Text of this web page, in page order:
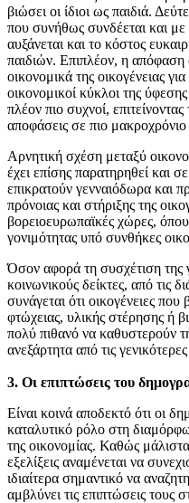
βιώσει οι ίδιοι ως παιδιά.
που συνήθως συνδέεται και
αυξάνεται και το κόστος
παιδιών. Επιπλέον, η απόφαση
οικονομικά της οικογένειας
οικονομικοί κύκλοι της
πλέον πιο συχνοί, επιτείνοντας
αποφάσεις σε πιο μακροχρόνιο
Αρνητική σχέση μεταξύ
έχει επίσης παρατηρηθεί και
επικρατούν γενναιόδωρα και
πρόνοιας και στήριξης της
βορειοευρωπαϊκές χώρες,
γονιμότητας υπό συνθήκες
Όσον αφορά τη συσχέτιση της
κοινωνικούς δείκτες, από τις
συνάγεται ότι οικογένειες
φτώχειας, υλικής στέρησης ή
πολύ πιθανό να καθυστερούν
ανεξάρτητα από τις
3. Οι επιπτώσεις του
Είναι κοινά αποδεκτό ότι οι
καταλυτικό ρόλο στη
της οικονομίας. Καθώς
εξελίξεις αναμένεται να
ιδιαίτερα σημαντικό να
αμβλύνει τις επιπτώσεις τους